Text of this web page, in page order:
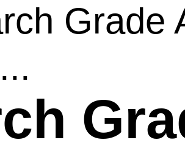
Grade